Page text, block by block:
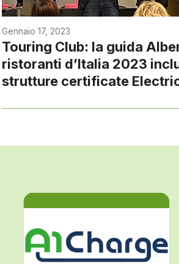
Gennaio 17, 2023
Touring Club: la guida
ristoranti d’Italia 2023
strutture certificate